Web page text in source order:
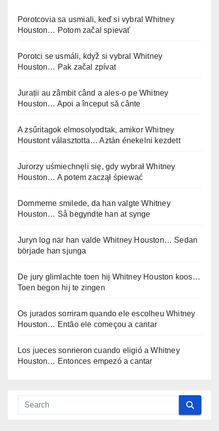
Porotcovia sa usmiali, keď si vybral Whitney
Houston… Potom začal spievať
Porotci se usmáli, když si vybral Whitney
Houston… Pak začal zpívat
Jurații au zâmbit când a ales-o pe Whitney
Houston… Apoi a început să cânte
A zsűritagok elmosolyodtak, amikor Whitney
Houstont választotta… Aztán énekelni kezdett
Jurorzy uśmiechnęli się, gdy wybrał Whitney
Houston… A potem zaczął śpiewać
Dommerne smilede, da han valgte Whitney
Houston… Så begyndte han at synge
Juryn log när han valde Whitney Houston… Sedan
började han sjunga
De jury glimlachte toen hij Whitney Houston koos…
Toen begon hij te zingen
Os jurados sorriram quando ele escolheu Whitney
Houston… Então ele começou a cantar
Los jueces sonrieron cuando eligió a Whitney
Houston… Entonces empezó a cantar